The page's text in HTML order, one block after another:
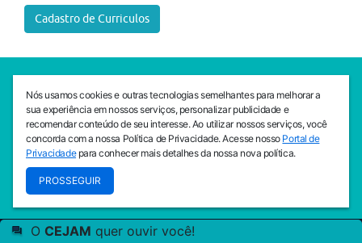
Cadastro de Curriculos
SEDE CEJAM
Av. da Liberdade, 765, Liberdade, São Paulo, 01503-001
(11) 3469 - 1818
INSTITUTO CEJAM
Av. da Liberdade, 765, Liberdade, São Paulo, 01503-001
© 2026
Nós usamos cookies e outras tecnologias semelhantes para melhorar a
sua experiência em nossos serviços, personalizar publicidade e
recomendar conteúdo de seu interesse. Ao utilizar nossos serviços, você
concorda com a nossa Política de Privacidade. Acesse nosso Portal de
Privacidadepara conhecer mais detalhes da nossa nova política.
PROSSEGUIR
O CEJAM quer ouvir você!